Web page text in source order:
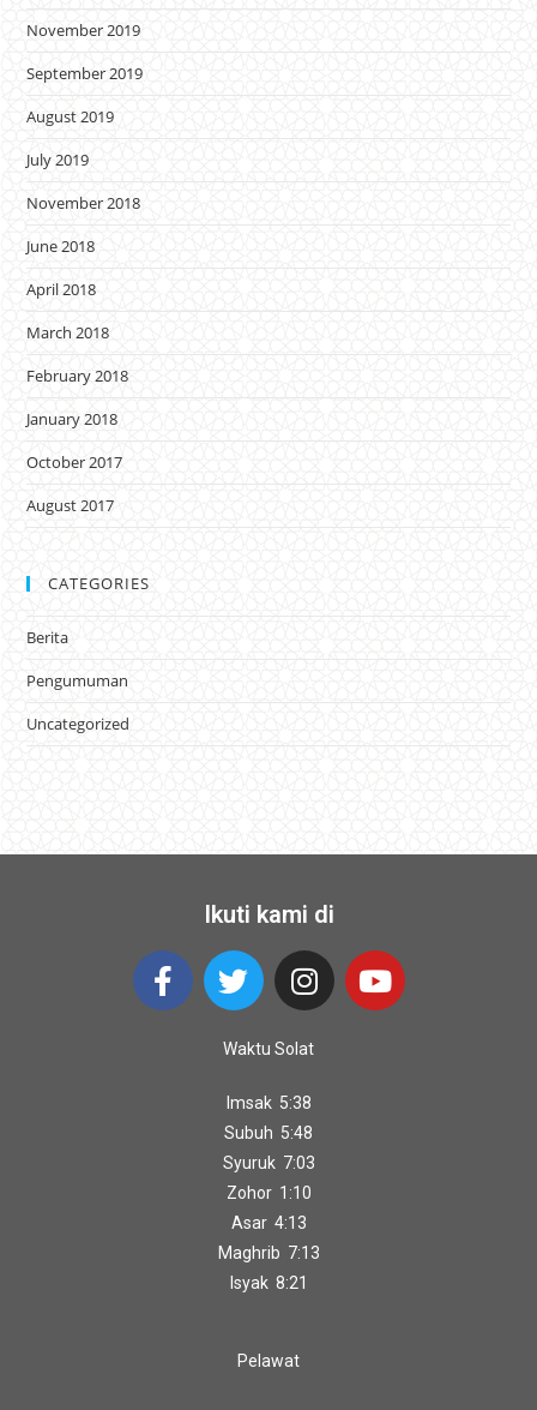
November 2019
September 2019
August 2019
July 2019
November 2018
June 2018
April 2018
March 2018
February 2018
January 2018
October 2017
August 2017
CATEGORIES
Berita
Pengumuman
Uncategorized
Ikuti kami di
Waktu Solat
Imsak 5:38
Subuh 5:48
Syuruk 7:03
Zohor 1:10
Asar 4:13
Maghrib 7:13
Isyak 8:21
Pelawat